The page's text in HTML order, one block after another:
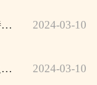
听障儿童声母音位对听说对比特征研究 2024-03-10
影响聋儿家庭康复效果的因素及对策 2024-03-10